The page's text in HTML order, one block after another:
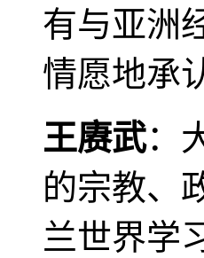
有与亚洲
情愿地承
王赓武：
的宗教、
兰世界学